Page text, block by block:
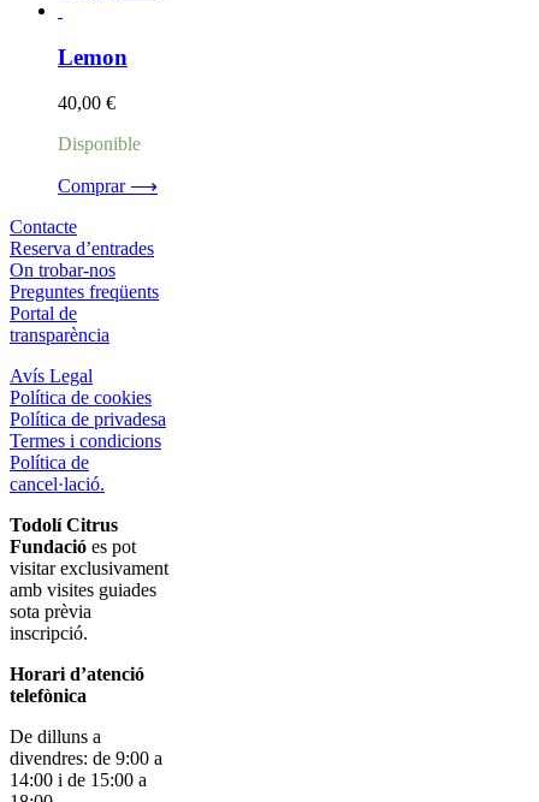
Lemon
40,00 €
Disponible
Comprar ⟶
Contacte
Reserva d’entrades
On trobar-nos
Preguntes freqüents
Portal de
transparència
Avís Legal
Política de cookies
Política de privadesa
Termes i condicions
Política de
cancel·lació.
Todolí Citrus
Fundació es pot
visitar exclusivament
amb visites guiades
sota prèvia
inscripció.
Horari d’atenció
telefònica
De dilluns a
divendres: de 9:00 a
14:00 i de 15:00 a